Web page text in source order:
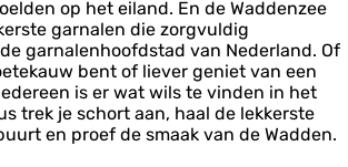
op het eiland. En de Waddenzee
garnalen die zorgvuldig
garnalenhoofdstad van Nederland. Of
bent of liever geniet van een
is er wat wils te vinden in het
trek je schort aan, haal de lekkerste
en proef de smaak van de Wadden.